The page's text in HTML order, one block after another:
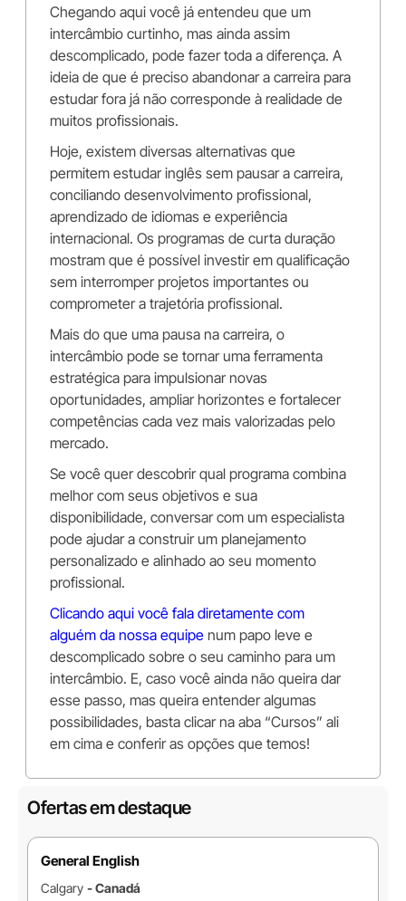
Chegando aqui você já entendeu que um
intercâmbio curtinho, mas ainda assim
descomplicado, pode fazer toda a diferença. A
ideia de que é preciso abandonar a carreira para
estudar fora já não corresponde à realidade de
muitos profissionais.
Hoje, existem diversas alternativas que
permitem estudar inglês sem pausar a carreira,
conciliando desenvolvimento profissional,
aprendizado de idiomas e experiência
internacional. Os programas de curta duração
mostram que é possível investir em qualificação
sem interromper projetos importantes ou
comprometer a trajetória profissional.
Mais do que uma pausa na carreira, o
intercâmbio pode se tornar uma ferramenta
estratégica para impulsionar novas
oportunidades, ampliar horizontes e fortalecer
competências cada vez mais valorizadas pelo
mercado.
Se você quer descobrir qual programa combina
melhor com seus objetivos e sua
disponibilidade, conversar com um especialista
pode ajudar a construir um planejamento
personalizado e alinhado ao seu momento
profissional.
Clicando aqui você fala diretamente com
alguém da nossa equipe num papo leve e
descomplicado sobre o seu caminho para um
intercâmbio. E, caso você ainda não queira dar
esse passo, mas queira entender algumas
possibilidades, basta clicar na aba “Cursos” ali
em cima e conferir as opções que temos!
Ofertas em destaque
General English
Calgary - Canadá